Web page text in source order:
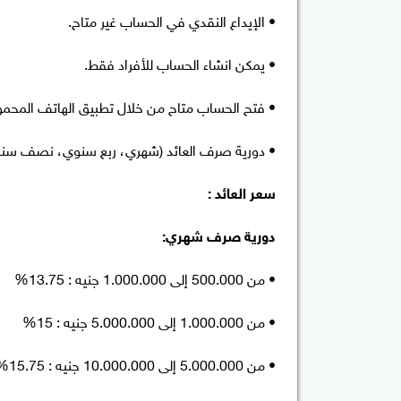
• الإيداع النقدي في الحساب غير متاح.
• يمكن انشاء الحساب للأفراد فقط.
• فتح الحساب متاح من خلال تطبيق الهاتف
• دورية صرف العائد (شهري، ربع سنوي، نصف
سعر العائد :
دورية صرف شهري:
• من 500.000 إلى 1.000.000 جنيه : 13.75%
• من 1.000.000 إلى 5.000.000 جنيه : 15%
• من 5.000.000 إلى 10.000.000 جنيه : 15.75%